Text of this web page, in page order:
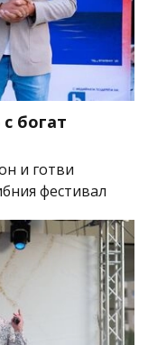
богат
и готви
фестивал